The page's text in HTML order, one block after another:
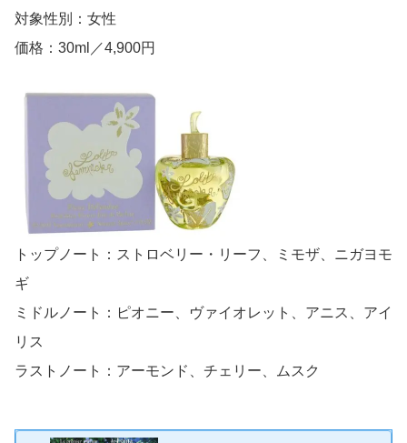
対象性別：女性
価格：30ml／4,900円
トップノート：ストロベリー・リーフ、ミモザ、ニガヨモ
ギ
ミドルノート：ピオニー、ヴァイオレット、アニス、アイ
リス
ラストノート：アーモンド、チェリー、ムスク